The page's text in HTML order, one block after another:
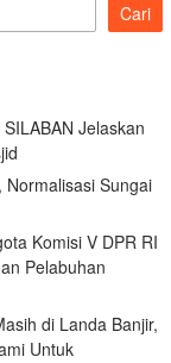
Cari
Jelaskan
Sungai
Komisi V DPR RI
Pelabuhan
di Landa Banjir,
Untuk